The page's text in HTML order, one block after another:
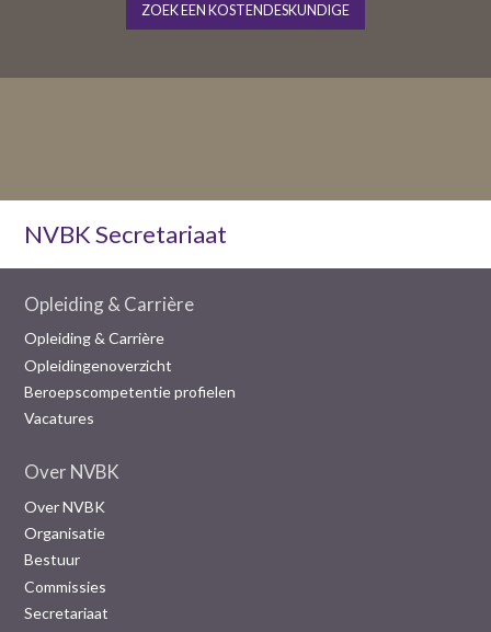
ZOEK EEN KOSTENDESKUNDIGE
NVBK Secretariaat
Opleiding & Carrière
Opleiding & Carrière
Opleidingenoverzicht
Beroepscompetentie profielen
Vacatures
Over NVBK
Over NVBK
Organisatie
Bestuur
Commissies
Secretariaat